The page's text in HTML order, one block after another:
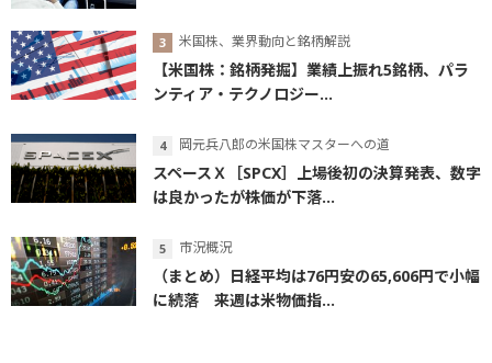
米国株、業界動向と銘柄解説
【米国株：銘柄発掘】業績上振れ5銘柄、パラ
ンティア・テクノロジー...
岡元兵八郎の米国株マスターへの道
スペースＸ［SPCX］上場後初の決算発表、数字
は良かったが株価が下落...
市況概況
（まとめ）日経平均は76円安の65,606円で小幅
に続落 来週は米物価指...